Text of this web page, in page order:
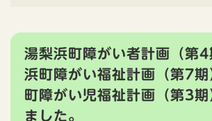
湯梨浜町障がい者計画（第
浜町障がい福祉計画（第7
町障がい児福祉計画（第3期
ました。